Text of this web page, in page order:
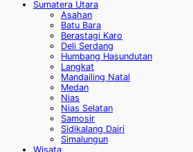
Sumatera Utara
Asahan
Batu Bara
Berastagi Karo
Deli Serdang
Humbang Hasundutan
Langkat
Mandailing Natal
Medan
Nias
Nias Selatan
Samosir
Sidikalang Dairi
Simalungun
Wisata